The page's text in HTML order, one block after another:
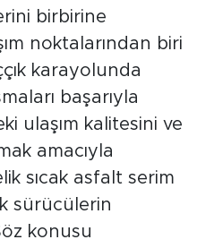
birbirine
noktalarından biri
karayolunda
başarıyla
ulaşım kalitesini ve
amacıyla
sıcak asfalt serim
sürücülerin
konusu